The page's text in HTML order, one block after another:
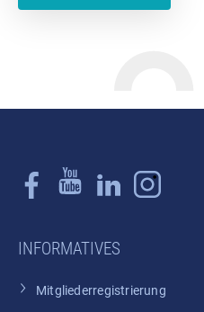
INFORMATIVES
Mitgliederregistrierung